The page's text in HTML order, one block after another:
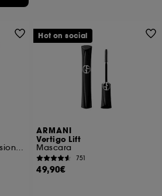
Eyeliner gel haute précision longue tenue
ARMANI
Vertigo Lift
Mascara
751
49,90€
Hot on social